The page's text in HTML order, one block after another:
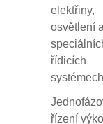
elektřiny,
osvětlení
řídicích
řízení